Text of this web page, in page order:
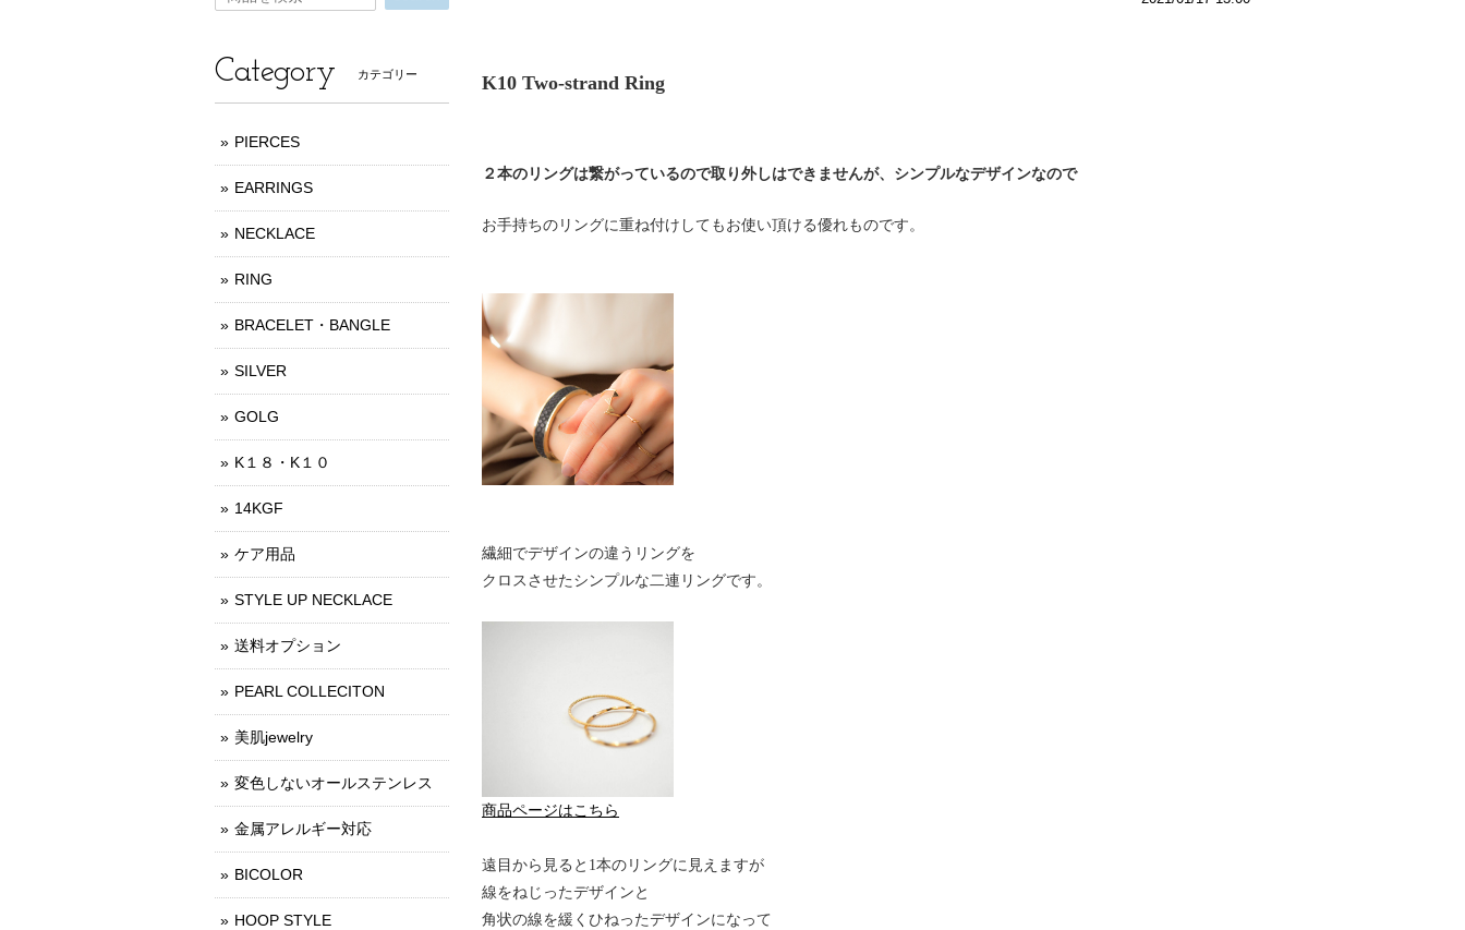
K10 Two-strand Ring
２本のリングは繋がっているので取り外しはできませんが、 シンプルなデザインなので
お手持ちのリングに重ね付けしても お使い頂ける優れものです。
繊細でデザインの違うリングを
クロスさせたシンプルな二連リングです。
商品ページはこちら
遠目から見ると1本のリングに見えますが
線をねじったデザインと
角状の線を緩くひねったデザインになって
Category カテゴリー
PIERCES
EARRINGS
NECKLACE
RING
BRACELET・BANGLE
SILVER
GOLG
K１８・K１０
14KGF
ケア用品
STYLE UP NECKLACE
送料オプション
PEARL COLLECITON
美肌jewelry
変色しないオールステンレス
金属アレルギー対応
BICOLOR
HOOP STYLE